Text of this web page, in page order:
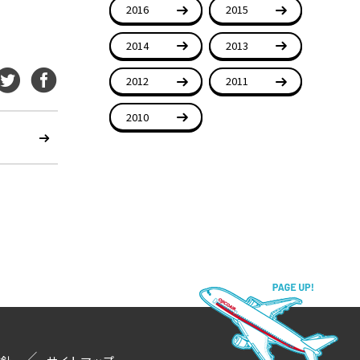
2016 2015
2014 2013
2012 2011
2010